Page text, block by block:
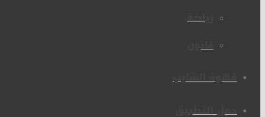
رياضة
قانون
قهوة الشايب
حمل التطبيق